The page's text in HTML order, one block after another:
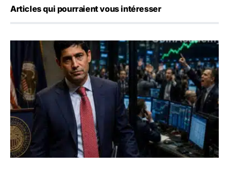
Articles qui pourraient vous intéresser
Emploi américain : 23 000 postes détruits en juillet, les